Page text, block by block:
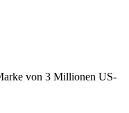
von 3 Millionen US-